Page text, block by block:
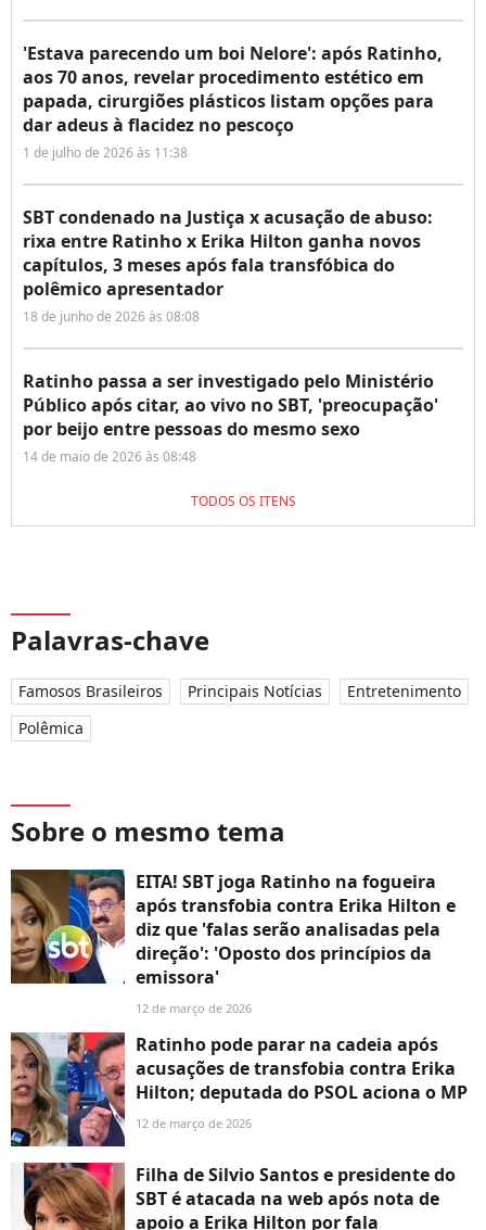
'Estava parecendo um boi Nelore': após Ratinho,
aos 70 anos, revelar procedimento estético em
papada, cirurgiões plásticos listam opções para
dar adeus à flacidez no pescoço
1 de julho de 2026 às 11:38
SBT condenado na Justiça x acusação de abuso:
rixa entre Ratinho x Erika Hilton ganha novos
capítulos, 3 meses após fala transfóbica do
polêmico apresentador
18 de junho de 2026 às 08:08
Ratinho passa a ser investigado pelo Ministério
Público após citar, ao vivo no SBT, 'preocupação'
por beijo entre pessoas do mesmo sexo
14 de maio de 2026 às 08:48
TODOS OS ITENS
Palavras-chave
Famosos Brasileiros Principais Notícias
Entretenimento
Polêmica
Sobre o mesmo tema
EITA! SBT joga Ratinho na fogueira
após transfobia contra Erika Hilton e
diz que 'falas serão analisadas pela
direção': 'Oposto dos princípios da
emissora'
12 de março de 2026
Ratinho pode parar na cadeia após
acusações de transfobia contra Erika
Hilton; deputada do PSOL aciona o MP
12 de março de 2026
Filha de Silvio Santos e presidente do
SBT é atacada na web após nota de
apoio a Erika Hilton por fala